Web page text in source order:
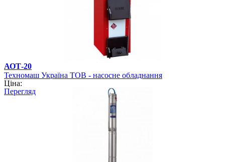
АОТ-20
Техномаш Україна ТОВ - насосне обладнання
Ціна:
Перегляд